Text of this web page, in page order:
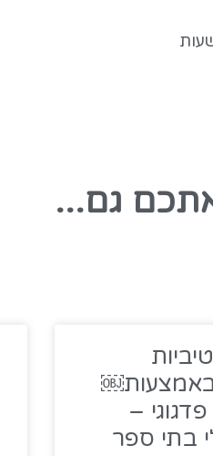
אתכם גם...
–
בתי ספר